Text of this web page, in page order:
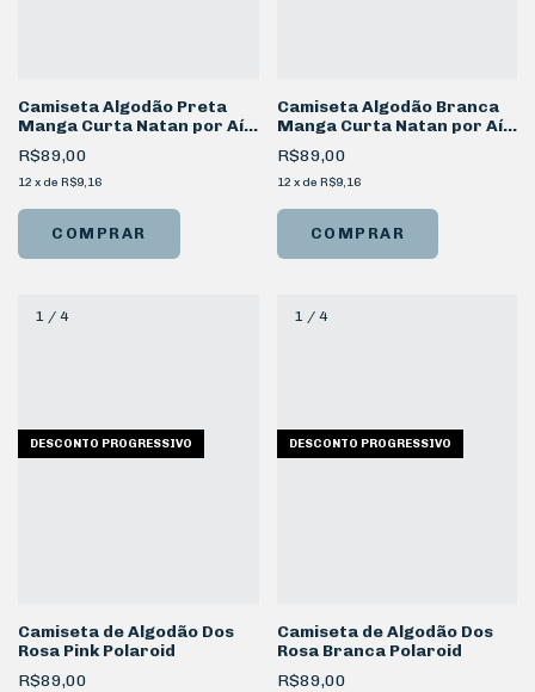
Camiseta Algodão Preta
Manga Curta Natan por Aí
Logo
R$89,00
12 x de R$9,16
COMPRAR
Camiseta Algodão Branca
Manga Curta Natan por Aí
Logo
R$89,00
12 x de R$9,16
COMPRAR
1 / 4
DESCONTO PROGRESSIVO
Camiseta de Algodão Dos
Rosa Pink Polaroid
R$89,00
1/ 4
DESCONTO PROGRESSIVO
Camiseta de Algodão Dos
Rosa Branca Polaroid
R$89,00